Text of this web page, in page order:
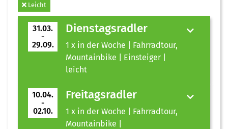
Leicht
31.03.
-
29.09.
Dienstagsradler
1 x in der Woche | Fahrradtour,
Mountainbike | Einsteiger |
leicht
10.04.
-
02.10.
Freitagsradler
1 x in der Woche | Fahrradtour,
Mountainbike |